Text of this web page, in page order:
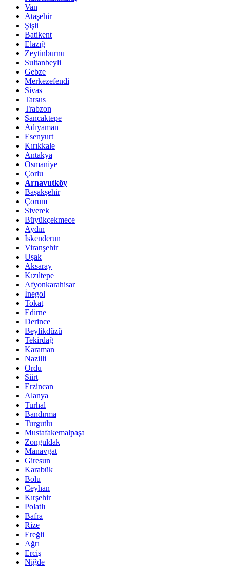
Van
Ataşehir
Şişli
Batikent
Elazığ
Zeytinburnu
Sultanbeyli
Gebze
Merkezefendi
Sivas
Tarsus
Trabzon
Sancaktepe
Adıyaman
Esenyurt
Kırıkkale
Antakya
Osmaniye
Çorlu
Arnavutköy
Başakşehir
Çorum
Siverek
Büyükçekmece
Aydın
İskenderun
Viranşehir
Uşak
Aksaray
Kızıltepe
Afyonkarahisar
İnegol
Tokat
Edirne
Derince
Beylikdüzü
Tekirdağ
Karaman
Nazilli
Ordu
Siirt
Erzincan
Alanya
Turhal
Bandırma
Turgutlu
Mustafakemalpaşa
Zonguldak
Manavgat
Giresun
Karabük
Bolu
Ceyhan
Kırşehir
Polatlı
Bafra
Rize
Ereğli
Ağrı
Erciş
Niğde